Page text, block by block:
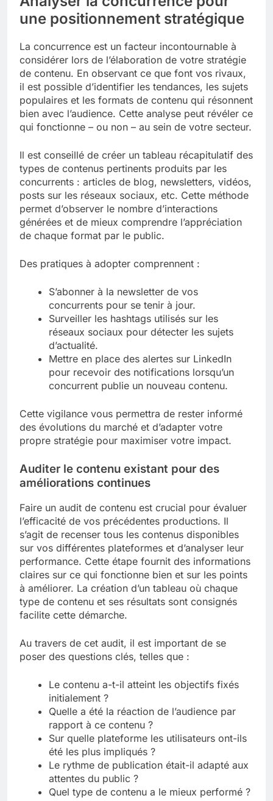
une positionnement stratégique
La concurrence est un facteur incontournable à
considérer lors de l’élaboration de votre stratégie
de contenu. En observant ce que font vos rivaux,
il est possible d’identifier les tendances, les sujets
populaires et les formats de contenu qui résonnent
bien avec l’audience. Cette analyse peut révéler ce
qui fonctionne – ou non – au sein de votre secteur.
Il est conseillé de créer un tableau récapitulatif des
types de contenus pertinents produits par les
concurrents : articles de blog, newsletters, vidéos,
posts sur les réseaux sociaux, etc. Cette méthode
permet d’observer le nombre d’interactions
générées et de mieux comprendre l’appréciation
de chaque format par le public.
Des pratiques à adopter comprennent :
S’abonner à la newsletter de vos
concurrents pour se tenir à jour.
Surveiller les hashtags utilisés sur les
réseaux sociaux pour détecter les sujets
d’actualité.
Mettre en place des alertes sur LinkedIn
pour recevoir des notifications lorsqu’un
concurrent publie un nouveau contenu.
Cette vigilance vous permettra de rester informé
des évolutions du marché et d’adapter votre
propre stratégie pour maximiser votre impact.
Auditer le contenu existant pour des
améliorations continues
Faire un audit de contenu est crucial pour évaluer
l’efficacité de vos précédentes productions. Il
s’agit de recenser tous les contenus disponibles
sur vos différentes plateformes et d’analyser leur
performance. Cette étape fournit des informations
claires sur ce qui fonctionne bien et sur les points
à améliorer. La création d’un tableau où chaque
type de contenu et ses résultats sont consignés
facilite cette démarche.
Au travers de cet audit, il est important de se
poser des questions clés, telles que :
Le contenu a-t-il atteint les objectifs fixés
initialement ?
Quelle a été la réaction de l’audience par
rapport à ce contenu ?
Sur quelle plateforme les utilisateurs ont-ils
été les plus impliqués ?
Le rythme de publication était-il adapté aux
attentes du public ?
Quel type de contenu a le mieux performé ?